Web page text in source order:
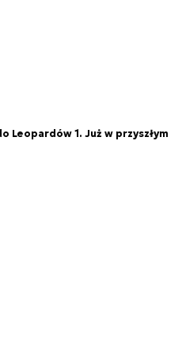
Leopardów 1. Już w przyszłym